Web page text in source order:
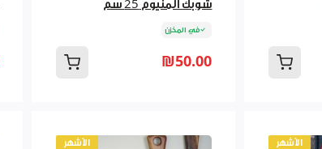
شوبك المنيوم 25 سم
في المخزن
₪50.00
الأشهر الأشهر